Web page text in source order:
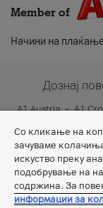
Member of
Начини на
Дознај
A1 Austria A1
Со кликање на
зачуваме
искуство преку
подобрување на
содржина. За
информации за